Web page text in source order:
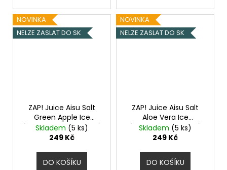
NOVINKA
NELZE ZASLAT DO SK
ZAP! Juice Aisu Salt
Green Apple Ice
(Ledové zelené jablko)
10ml 10mg
Skladem (5 ks)
249 Kč
DO KOŠÍKU
NOVINKA
NELZE ZASLAT DO SK
ZAP! Juice Aisu Salt
Aloe Vera Ice
(Chladivá aloe vera)
10ml 20mg
Skladem (5 ks)
249 Kč
DO KOŠÍKU